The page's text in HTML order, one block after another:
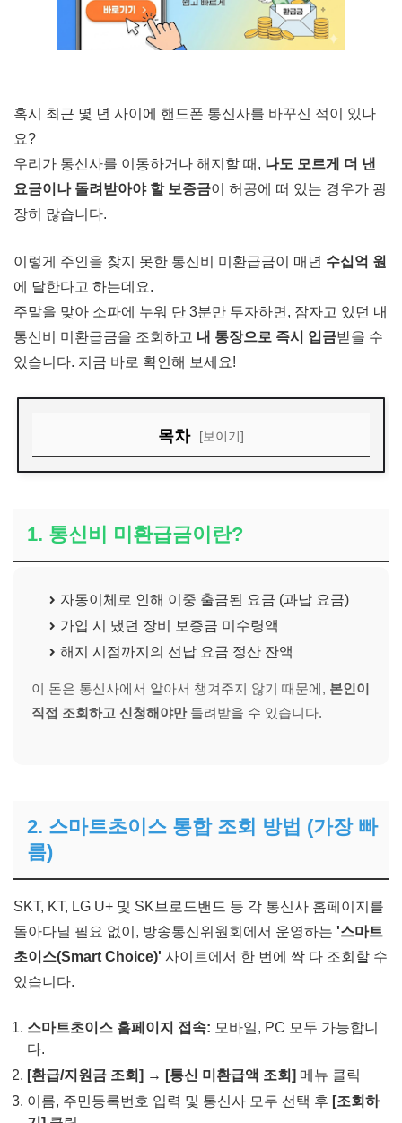
혹시 최근 몇 년 사이에 핸드폰 통신사를 바꾸신 적이 있나
요?
우리가 통신사를 이동하거나 해지할 때, 나도 모르게 더 낸
요금이나 돌려받아야 할 보증금이 허공에 떠 있는 경우가 굉
장히 많습니다.
이렇게 주인을 찾지 못한 통신비 미환급금이 매년 수십억 원
에 달한다고 하는데요.
주말을 맞아 소파에 누워 단 3분만 투자하면, 잠자고 있던 내
통신비 미환급금을 조회하고 내 통장으로 즉시 입금받을 수
있습니다. 지금 바로 확인해 보세요!
목차 [보이기]
3. 이용 시 주의사항 (필독)
1. 통신비 미환급금이란?
자동이체로 인해 이중 출금된 요금 (과납 요금)
가입 시 냈던 장비 보증금 미수령액
해지 시점까지의 선납 요금 정산 잔액
이 돈은 통신사에서 알아서 챙겨주지 않기 때문에, 본인이
직접 조회하고 신청해야만돌려받을 수 있습니다.
2. 스마트초이스 통합 조회 방법 (가장 빠
름)
SKT, KT, LG U+ 및 SK브로드밴드 등 각 통신사 홈페이지를
돌아다닐 필요 없이, 방송통신위원회에서 운영하는 '스마트
초이스(Smart Choice)' 사이트에서 한 번에 싹 다 조회할 수
있습니다.
스마트초이스 홈페이지 접속: 모바일, PC 모두 가능합니
다.
[환급/지원금 조회] → [통신 미환급액 조회] 메뉴 클릭
이름, 주민등록번호 입력 및 통신사 모두 선택 후 [조회하